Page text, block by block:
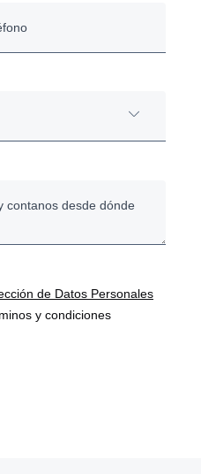
0km?
usados?
motores
de Datos Personales
y condiciones